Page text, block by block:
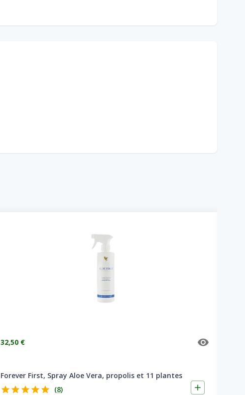
32,50 €
Forever First, Spray Aloe Vera, propolis et 11 plantes
(8)